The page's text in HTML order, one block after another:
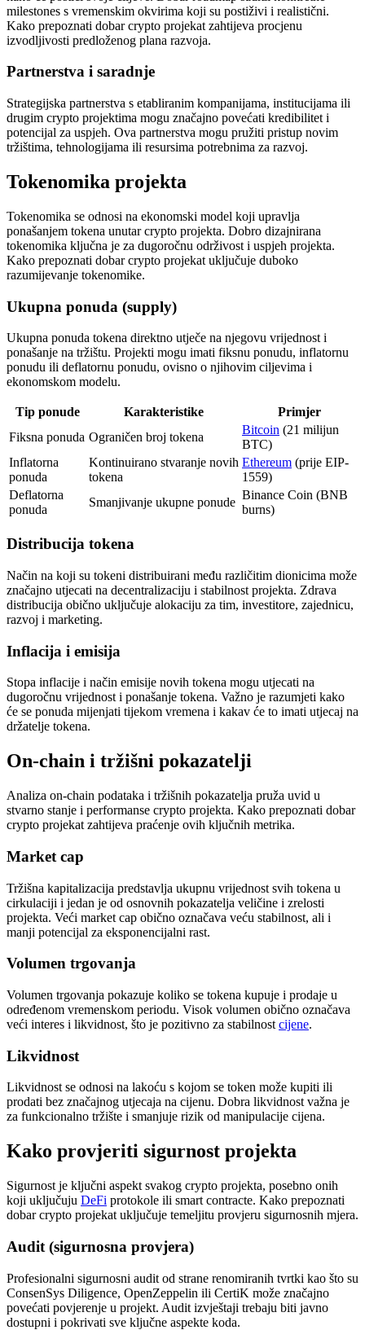
milestones s vremenskim okvirima koji su postiživi i realistični.
Kako prepoznati dobar crypto projekat zahtijeva procjenu
izvodljivosti predloženog plana razvoja.
Partnerstva i saradnje
Strategijska partnerstva s etabliranim kompanijama, institucijama ili
drugim crypto projektima mogu značajno povećati kredibilitet i
potencijal za uspjeh. Ova partnerstva mogu pružiti pristup novim
tržištima, tehnologijama ili resursima potrebnima za razvoj.
Tokenomika projekta
Tokenomika se odnosi na ekonomski model koji upravlja
ponašanjem tokena unutar crypto projekta. Dobro dizajnirana
tokenomika ključna je za dugoročnu održivost i uspjeh projekta.
Kako prepoznati dobar crypto projekat uključuje duboko
razumijevanje tokenomike.
Ukupna ponuda (supply)
Ukupna ponuda tokena direktno utječe na njegovu vrijednost i
ponašanje na tržištu. Projekti mogu imati fiksnu ponudu, inflatornu
ponudu ili deflatornu ponudu, ovisno o njihovim ciljevima i
ekonomskom modelu.
Tip ponude Karakteristike
Primjer
Fiksna ponuda Ograničen broj tokena
Bitcoin (21 milijun
BTC)
Inflatorna
ponuda
Kontinuirano stvaranje novih
tokena
Ethereum (prije EIP-
1559)
Deflatorna
ponuda
Smanjivanje ukupne ponude
Binance Coin (BNB
burns)
Distribucija tokena
Način na koji su tokeni distribuirani među različitim dionicima može
značajno utjecati na decentralizaciju i stabilnost projekta. Zdrava
distribucija obično uključuje alokaciju za tim, investitore, zajednicu,
razvoj i marketing.
Inflacija i emisija
Stopa inflacije i način emisije novih tokena mogu utjecati na
dugoročnu vrijednost i ponašanje tokena. Važno je razumjeti kako
će se ponuda mijenjati tijekom vremena i kakav će to imati utjecaj na
držatelje tokena.
On-chain i tržišni pokazatelji
Analiza on-chain podataka i tržišnih pokazatelja pruža uvid u
stvarno stanje i performanse crypto projekta. Kako prepoznati dobar
crypto projekat zahtijeva praćenje ovih ključnih metrika.
Market cap
Tržišna kapitalizacija predstavlja ukupnu vrijednost svih tokena u
cirkulaciji i jedan je od osnovnih pokazatelja veličine i zrelosti
projekta. Veći market cap obično označava veću stabilnost, ali i
manji potencijal za eksponencijalni rast.
Volumen trgovanja
Volumen trgovanja pokazuje koliko se tokena kupuje i prodaje u
određenom vremenskom periodu. Visok volumen obično označava
veći interes i likvidnost, što je pozitivno za stabilnost cijene.
Likvidnost
Likvidnost se odnosi na lakoću s kojom se token može kupiti ili
prodati bez značajnog utjecaja na cijenu. Dobra likvidnost važna je
za funkcionalno tržište i smanjuje rizik od manipulacije cijena.
Kako provjeriti sigurnost projekta
Sigurnost je ključni aspekt svakog crypto projekta, posebno onih
koji uključuju DeFi protokole ili smart contracte. Kako prepoznati
dobar crypto projekat uključuje temeljitu provjeru sigurnosnih mjera.
Audit (sigurnosna provjera)
Profesionalni sigurnosni audit od strane renomiranih tvrtki kao što su
ConsenSys Diligence, OpenZeppelin ili CertiK može značajno
povećati povjerenje u projekt. Audit izvještaji trebaju biti javno
dostupni i pokrivati sve ključne aspekte koda.